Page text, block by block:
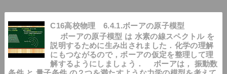
C16高校物理 6.4.1.ボーアの原子模型
ボーアの原子模型 は 水素の線スペクトル を
説明するために生み出されました．化学の理解
にもつながるので，ボーアの仮定を整理して理
解するようにしましょう． ボーアは， 振動数